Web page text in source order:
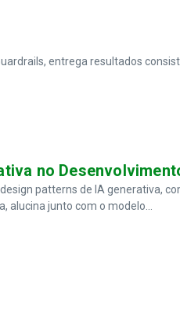
entrega resultados
no
patterns de IA generativa,
junto com o modelo...